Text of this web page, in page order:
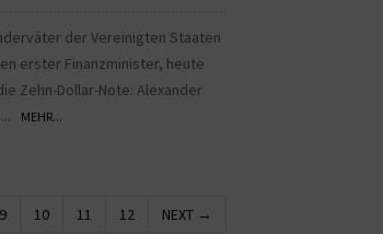
der Vereinigten Staaten
erster Finanzminister, heute
Zehn-Dollar-Note: Alexander
MEHR...
9 10 11 12 NEXT →